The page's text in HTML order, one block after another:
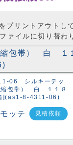
プリントアウトし
イルに切り替わ
06 シルキーテッ
縮包帯） 白 １１８
](as1-8-4311-06)
見積依頼